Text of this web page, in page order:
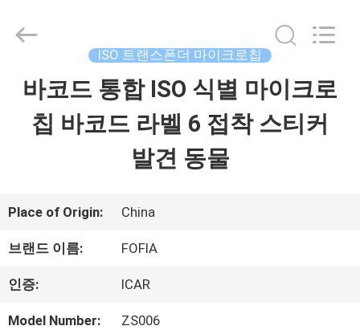
동
영
상
ISO 트랜스폰더 마이크로칩
바코드 통합 ISO 식별 마이크로
칩 바코드 라벨 6 접착 스티커
발견 동물
Place of Origin: China
브랜드 이름: FOFIA
인증: ICAR
Model Number: ZS006